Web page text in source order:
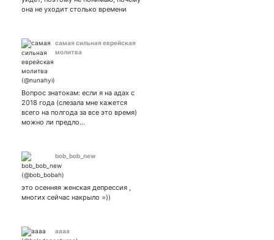
она не уходит столько времени
самая сильная еврейская
молитва
Вопрос знатокам: если я на адах с
2018 года (слезала мне кажется
всего на полгода за все это время)
можно ли предло…
bob_bob_new
это осенняя женская депрессия ,
многих сейчас накрыло =))
аааа